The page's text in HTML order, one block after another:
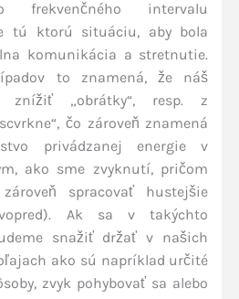
frekvenčného intervalu
tú ktorú situáciu, aby bola
komunikácia a stretnutie.
to znamená, že náš
znížiť „obrátky“, resp. z
čo zároveň znamená
privádzanej energie v
ako sme zvyknutí, pričom
spracovať hustejšie
Ak sa v takýchto
snažiť držať v našich
ako sú napríklad určité
zvyk pohybovať sa alebo